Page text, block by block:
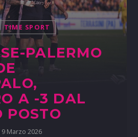
TIME SPORT
PALERMO
A -3 DAL
POSTO
9 Marzo 2026